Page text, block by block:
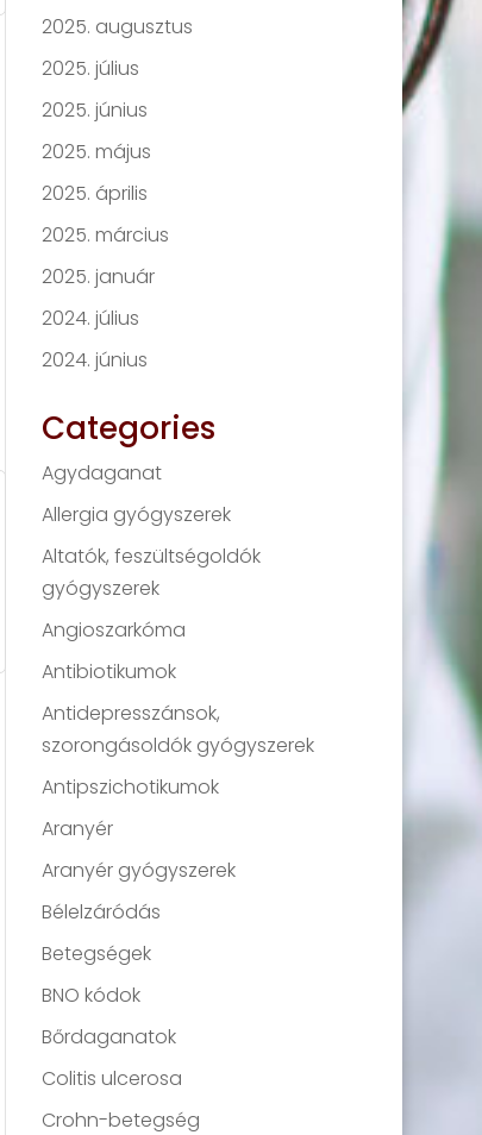
2025. augusztus
2025. július
2025. június
2025. május
2025. április
2025. március
2025. január
2024. július
2024. június
Categories
Agydaganat
Allergia gyógyszerek
Altatók, feszültségoldók
gyógyszerek
Angioszarkóma
Antibiotikumok
Antidepresszánsok,
szorongásoldók gyógyszerek
Antipszichotikumok
Aranyér
Aranyér gyógyszerek
Bélelzáródás
Betegségek
BNO kódok
Bőrdaganatok
Colitis ulcerosa
Crohn-betegség